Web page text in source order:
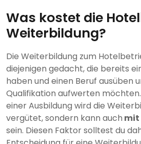
Was kostet die
Weiterbildung?
Die Weiterbildung zum
diejenigen gedacht, die bereits
haben und einen Beruf ausüben
Qualifikation aufwerten
einer Ausbildung wird die
vergütet, sondern kann auch mit
sein. Diesen Faktor solltest du